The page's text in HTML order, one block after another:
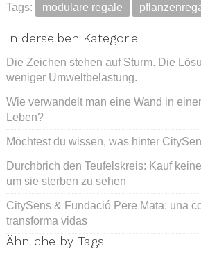
Tags: modulare regale
In derselben Kategorie
Die Zeichen stehen auf Sturm. Die
weniger Umweltbelastung.
Wie verwandelt man eine Wand in
Leben?
Möchtest du wissen, was hinter
Durchbrich den Teufelskreis: Kauf
um sie sterben zu sehen
CitySens & Fundació Pere Mata: una
transforma vidas
Ähnliche by Tags